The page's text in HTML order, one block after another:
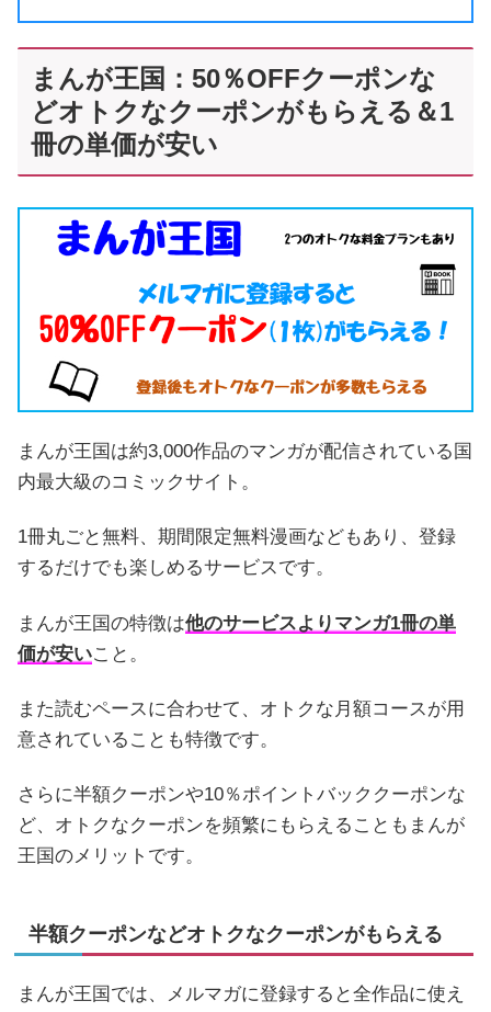
まんが王国：50％OFFクーポンな
どオトクなクーポンがもらえる＆1
冊の単価が安い
まんが王国は約3,000作品のマンガが配信されている国
内最大級のコミックサイト。
1冊丸ごと無料、期間限定無料漫画などもあり、登録
するだけでも楽しめるサービスです。
まんが王国の特徴は他のサービスよりマンガ1冊の単
価が安いこと。
また読むペースに合わせて、オトクな月額コースが用
意されていることも特徴です。
さらに半額クーポンや10％ポイントバッククーポンな
ど、オトクなクーポンを頻繁にもらえることもまんが
王国のメリットです。
半額クーポンなどオトクなクーポンがもらえる
まんが王国では、メルマガに登録すると全作品に使え